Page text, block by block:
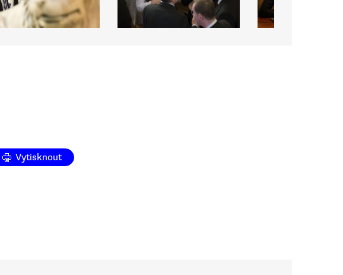
Vytisknout